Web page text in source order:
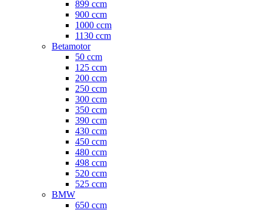
899 ccm
900 ccm
1000 ccm
1130 ccm
Betamotor
50 ccm
125 ccm
200 ccm
250 ccm
300 ccm
350 ccm
390 ccm
430 ccm
450 ccm
480 ccm
498 ccm
520 ccm
525 ccm
BMW
650 ccm